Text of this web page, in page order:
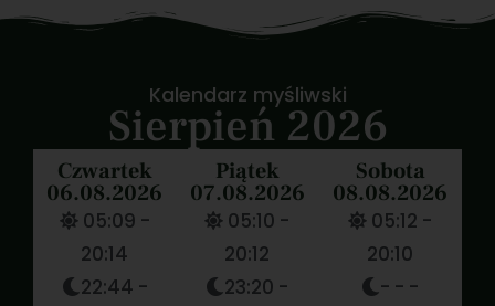
Kalendarz myśliwski
Sierpień 2026
Czwartek
06.08.2026
05:09 -
20:14
22:44 -
Piątek
07.08.2026
05:10 -
20:12
23:20 -
Sobota
08.08.2026
05:12 -
20:10
- - -